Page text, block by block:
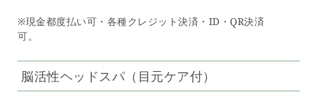
※現金都度払い可・各種クレジット決済・ID・QR決済
可。
脳活性ヘッドスパ（目元ケア付）